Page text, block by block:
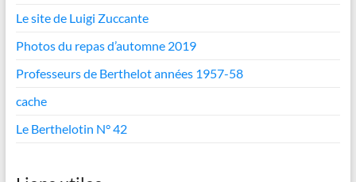
Le site de Luigi Zuccante
Photos du repas d’automne 2019
Professeurs de Berthelot années 1957-58
cache
Le Berthelotin N° 42